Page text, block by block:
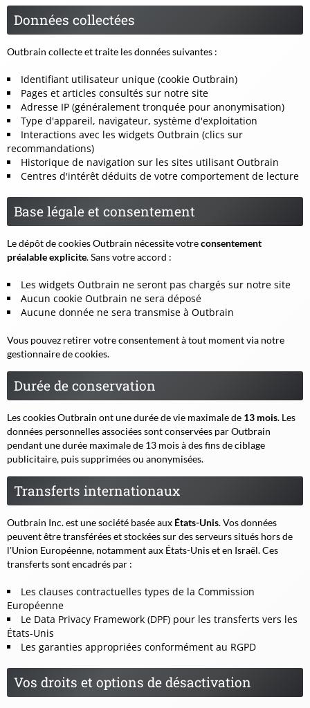
Données collectées
Outbrain collecte et traite les données suivantes :
Identifiant utilisateur unique (cookie Outbrain)
Pages et articles consultés sur notre site
Adresse IP (généralement tronquée pour anonymisation)
Type d'appareil, navigateur, système d'exploitation
Interactions avec les widgets Outbrain (clics sur
recommandations)
Historique de navigation sur les sites utilisant Outbrain
Centres d'intérêt déduits de votre comportement de lecture
Base légale et consentement
Le dépôt de cookies Outbrain nécessite votreconsentement
préalable explicite. Sans votre accord :
Les widgets Outbrain ne seront pas chargés sur notre site
Aucun cookie Outbrain ne sera déposé
Aucune donnée ne sera transmise à Outbrain
Vous pouvez retirer votre consentement à tout moment via notre
gestionnaire de cookies.
Durée de conservation
Les cookies Outbrain ont une durée de vie maximale de 13 mois. Les
données personnelles associées sont conservées par Outbrain
pendant une durée maximale de 13 mois à des fins de ciblage
publicitaire, puis supprimées ou anonymisées.
Transferts internationaux
Outbrain Inc. est une société basée aux États-Unis. Vos données
peuvent être transférées et stockées sur des serveurs situés hors de
l'Union Européenne, notamment aux États-Unis et en Israël. Ces
transferts sont encadrés par :
Les clauses contractuelles types de la Commission
Européenne
Le Data Privacy Framework (DPF) pour les transferts vers les
États-Unis
Les garanties appropriées conformément au RGPD
Vos droits et options de désactivation